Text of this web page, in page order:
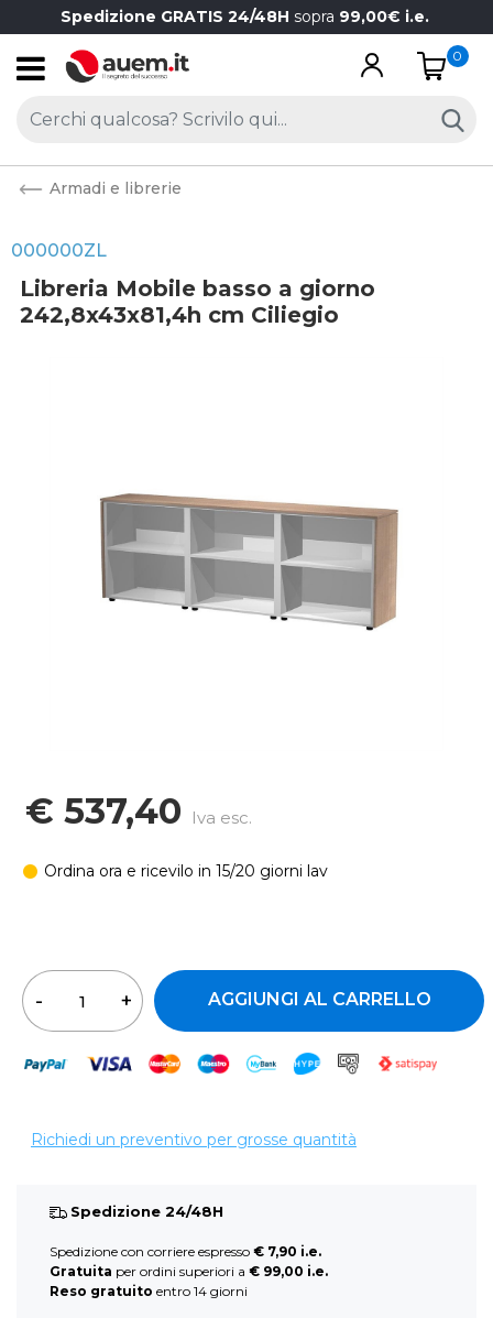
Spedizione GRATIS 24/48H sopra 99,00€ i.e.
Open
0
Armadi e librerie
000000ZL
Libreria Mobile basso a giorno
242,8x43x81,4h cm Ciliegio
€ 537,40 Iva esc.
Ordina ora e ricevilo in 15/20 giorni lav
AGGIUNGI AL CARRELLO
Richiedi un preventivo per grosse quantità
Spedizione 24/48H
Spedizione con corriere espresso € 7,90 i.e.
Gratuita per ordini superiori a € 99,00 i.e.
Reso gratuito entro 14 giorni